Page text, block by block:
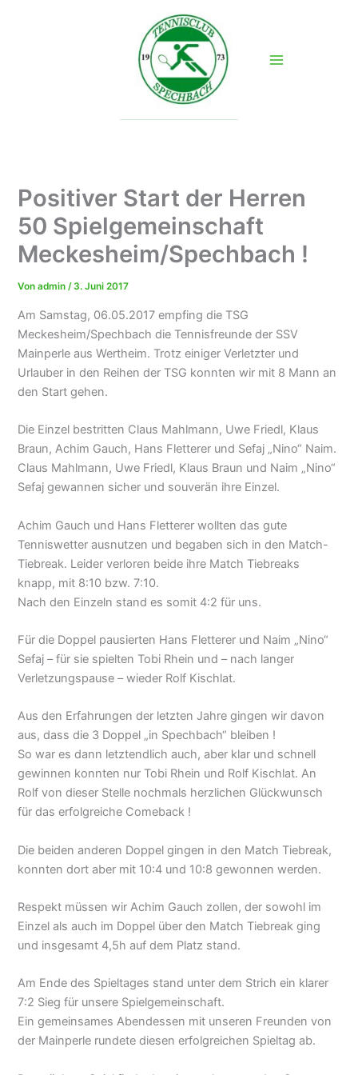
Positiver Start der Herren
50 Spielgemeinschaft
Meckesheim/Spechbach !
Vonadmin/ 3. Juni 2017
Am Samstag, 06.05.2017 empfing die TSG
Meckesheim/Spechbach die Tennisfreunde der SSV
Mainperle aus Wertheim. Trotz einiger Verletzter und
Urlauber in den Reihen der TSG konnten wir mit 8 Mann an
den Start gehen.
Die Einzel bestritten Claus Mahlmann, Uwe Friedl, Klaus
Braun, Achim Gauch, Hans Fletterer und Sefaj „Nino“ Naim.
Claus Mahlmann, Uwe Friedl, Klaus Braun und Naim „Nino“
Sefaj gewannen sicher und souverän ihre Einzel.
Achim Gauch und Hans Fletterer wollten das gute
Tenniswetter ausnutzen und begaben sich in den Match-
Tiebreak. Leider verloren beide ihre Match Tiebreaks
knapp, mit 8:10 bzw. 7:10.
Nach den Einzeln stand es somit 4:2 für uns.
Für die Doppel pausierten Hans Fletterer und Naim „Nino“
Sefaj – für sie spielten Tobi Rhein und – nach langer
Verletzungspause – wieder Rolf Kischlat.
Aus den Erfahrungen der letzten Jahre gingen wir davon
aus, dass die 3 Doppel „in Spechbach“ bleiben !
So war es dann letztendlich auch, aber klar und schnell
gewinnen konnten nur Tobi Rhein und Rolf Kischlat. An
Rolf von dieser Stelle nochmals herzlichen Glückwunsch
für das erfolgreiche Comeback !
Die beiden anderen Doppel gingen in den Match Tiebreak,
konnten dort aber mit 10:4 und 10:8 gewonnen werden.
Respekt müssen wir Achim Gauch zollen, der sowohl im
Einzel als auch im Doppel über den Match Tiebreak ging
und insgesamt 4,5h auf dem Platz stand.
Am Ende des Spieltages stand unter dem Strich ein klarer
7:2 Sieg für unsere Spielgemeinschaft.
Ein gemeinsames Abendessen mit unseren Freunden von
der Mainperle rundete diesen erfolgreichen Spieltag ab.